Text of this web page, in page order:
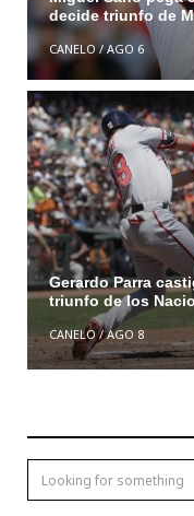
decide triunfo de
CANELO/AGO 6
Gerardo Parra
triunfo de los
CANELO/AGO 8